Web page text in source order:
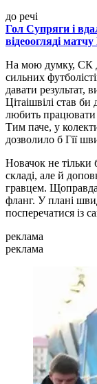
до речі
Гол Супряги і
відеоогляді
На мою думку, СК
сильних
давати результат,
Цітаішвілі став
любить
Тим паче, у
дозволило б Гії
Новачок не тільки
складі, але й
гравцем.
фланг. У плані
посперечатися із
реклама
реклама